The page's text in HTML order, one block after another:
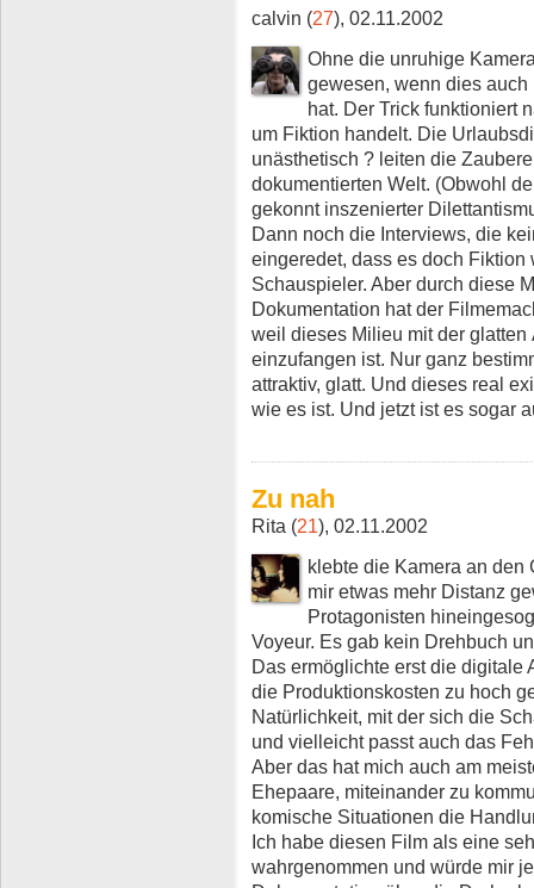
calvin (27), 02.11.2002
Ohne die unruhige
gewesen, wenn dies
hat. Der Trick funktioniert
um Fiktion handelt. Die
unästhetisch ? leiten die
dokumentierten Welt. (Obwohl
gekonnt inszenierter
Dann noch die Interviews, die
eingeredet, dass es doch
Schauspieler. Aber durch diese
Dokumentation hat der
weil dieses Milieu mit der
einzufangen ist. Nur ganz
attraktiv, glatt. Und dieses real
wie es ist. Und jetzt ist es sogar
Zu nah
Rita (21), 02.11.2002
klebte die Kamera an den
mir etwas mehr Distanz
Protagonisten
Voyeur. Es gab kein Drehbuch
Das ermöglichte erst die digitale
die Produktionskosten zu hoch
Natürlichkeit, mit der sich die
und vielleicht passt auch das
Aber das hat mich auch am
Ehepaare, miteinander zu
komische Situationen die
Ich habe diesen Film als eine
wahrgenommen und würde mir